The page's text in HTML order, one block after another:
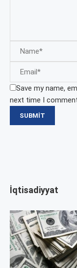
Save my name,
next time I
İqtisadiyyat